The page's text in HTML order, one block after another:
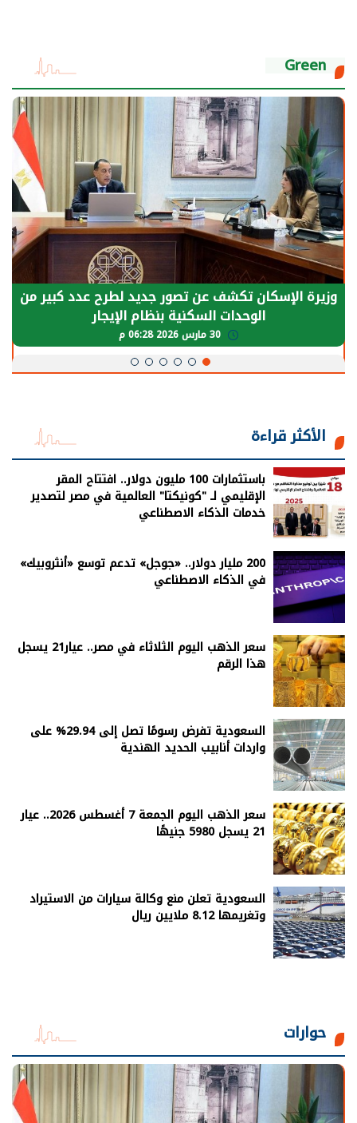
Green
وزيرة الإسكان تكشف عن تصور جديد لطرح عدد كبير من
الوحدات السكنية بنظام الإيجار
الأكثر قراءة
باستثمارات 100 مليون دولار.. افتتاح المقر
الإقليمي لـ "كونيكتا" العالمية في مصر لتصدير
خدمات الذكاء الاصطناعي
200 مليار دولار.. «جوجل» تدعم توسع «أنثروبيك»
في الذكاء الاصطناعي
سعر الذهب اليوم الثلاثاء في مصر.. عيار21 يسجل
هذا الرقم
السعودية تفرض رسومًا تصل إلى 29.94% على
واردات أنابيب الحديد الهندية
سعر الذهب اليوم الجمعة 7 أغسطس 2026.. عيار
21 يسجل 5980 جنيهًا
السعودية تعلن منع وكالة سيارات من الاستيراد
وتغريمها 8.12 ملايين ريال
حوارات